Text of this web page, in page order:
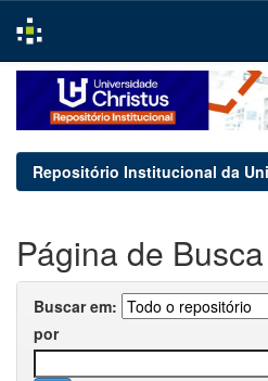
navigation
Repositório Institucional da
Página de Busca
Buscar em:
por